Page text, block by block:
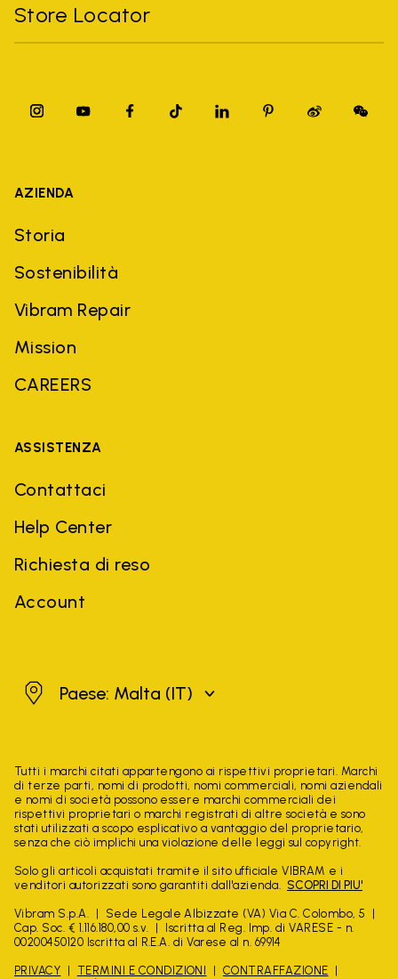
Store Locator
AZIENDA
Storia
Sostenibilità
Vibram Repair
Mission
CAREERS
ASSISTENZA
Contattaci
Help Center
Richiesta di reso
Account
MaltaPaese: Malta (IT)
Tutti i marchi citati appartengono ai rispettivi proprietari. Marchi
di terze parti, nomi di prodotti, nomi commerciali, nomi aziendali
e nomi di società possono essere marchi commerciali dei
rispettivi proprietari o marchi registrati di altre società e sono
stati utilizzati a scopo esplicativo a vantaggio del proprietario,
senza che ciò implichi una violazione delle leggi sul copyright.
Solo gli articoli acquistati tramite il sito ufficiale VIBRAM e i
venditori autorizzati sono garantiti dall'azienda. SCOPRI DI PIU'
Vibram S.p.A.
Sede Legale Albizzate (VA) Via C. Colombo, 5
Cap. Soc. € 1.116.180,00 s.v.
Iscritta al Reg. Imp. di VARESE - n.
00200450120 Iscritta al R.E.A. di Varese al n. 69914
PRIVACY TERMINI E CONDIZIONI
CONTRAFFAZIONE